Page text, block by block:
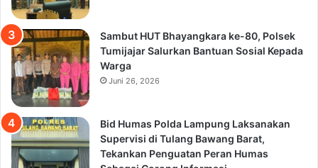
Sambut HUT Bhayangkara ke-80, Polsek
Tumijajar Salurkan Bantuan Sosial Kepada
Warga
Juni 26, 2026
Bid Humas Polda Lampung Laksanakan
Supervisi di Tulang Bawang Barat,
Tekankan Penguatan Peran Humas